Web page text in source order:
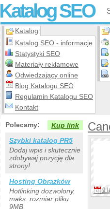
Katalog SEO
Katalog
Katalog SEO - informacje
Statystyki SEO
Materiały reklamowe
Odwiedzający online
Blog Katalogu SEO
Regulamin Katalogu SEO
Kontakt
9
Polecamy:
Kup link
Szybki katalog PR5
Dodaj wpis i skutecznie
zdobywaj pozycję dla
strony!
Hosting Obrazków
Hotlinking dozwolony,
maks. rozmiar pliku
9MB